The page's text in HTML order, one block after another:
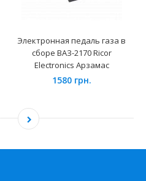
Электронная педаль газа в
сборе ВАЗ-2170 Ricor
Electronics Арзамас
1580 грн.